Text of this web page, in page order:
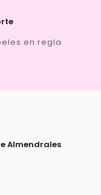
en regla
Almendrales